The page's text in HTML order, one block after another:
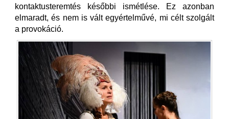
kontaktusteremtés későbbi ismétlése. Ez azonban
elmaradt, és nem is vált egyértelművé, mi célt szolgált
a provokáció.